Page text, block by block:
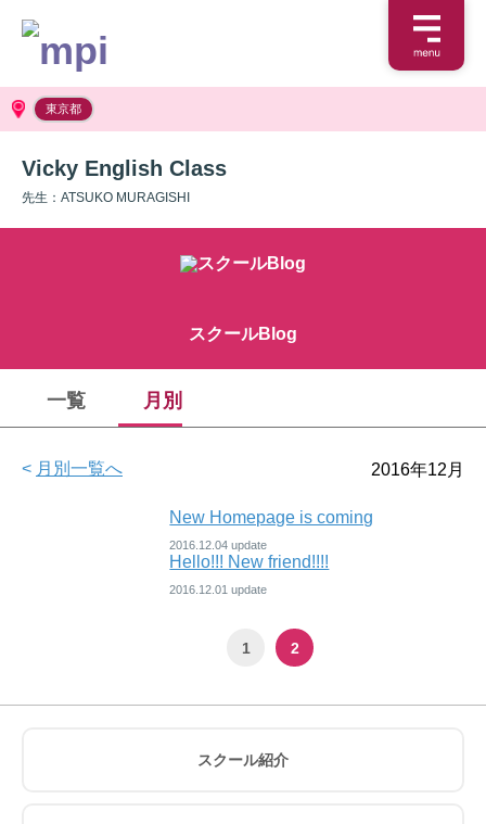
東京都
Vicky English Class
先生：ATSUKO MURAGISHI
スクールBlog
一覧 月別
< 月別一覧へ 2016年12月
New Homepage is coming
2016.12.04
Hello!!! New friend!!!!
2016.12.01
1 2
スクール紹介